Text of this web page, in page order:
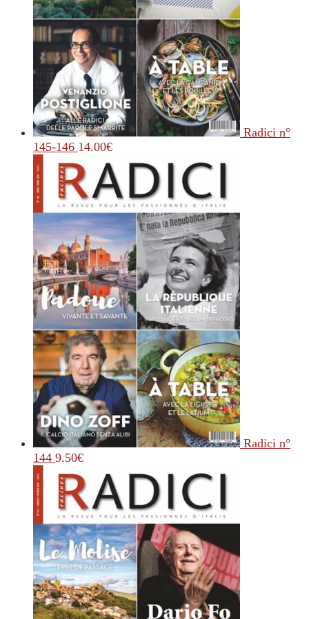
Radici n°
145-146 14.00€
Radici n°
144 9.50€